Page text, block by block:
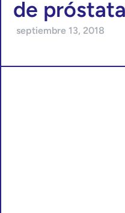
de próstata
septiembre 13, 2018